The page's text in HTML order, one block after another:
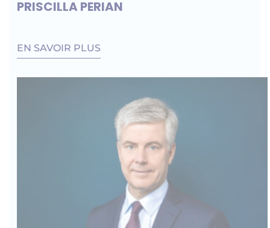
PRISCILLA PERIAN
EN SAVOIR PLUS